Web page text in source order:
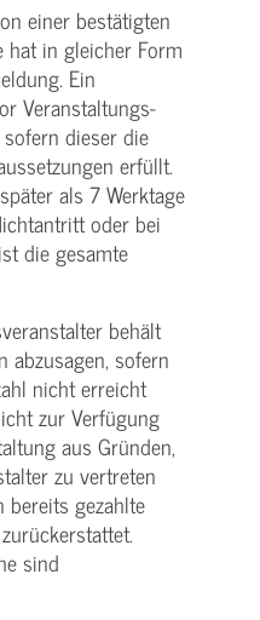
einer bestätigten
in gleicher Form
Ein
Veranstaltungs­
dieser die
erfüllt.
als 7 Werktage
oder bei
die gesamte
behält
abzusagen, sofern
nicht erreicht
zur Verfügung
aus Gründen,
zu vertreten
bereits gezahlte
sind